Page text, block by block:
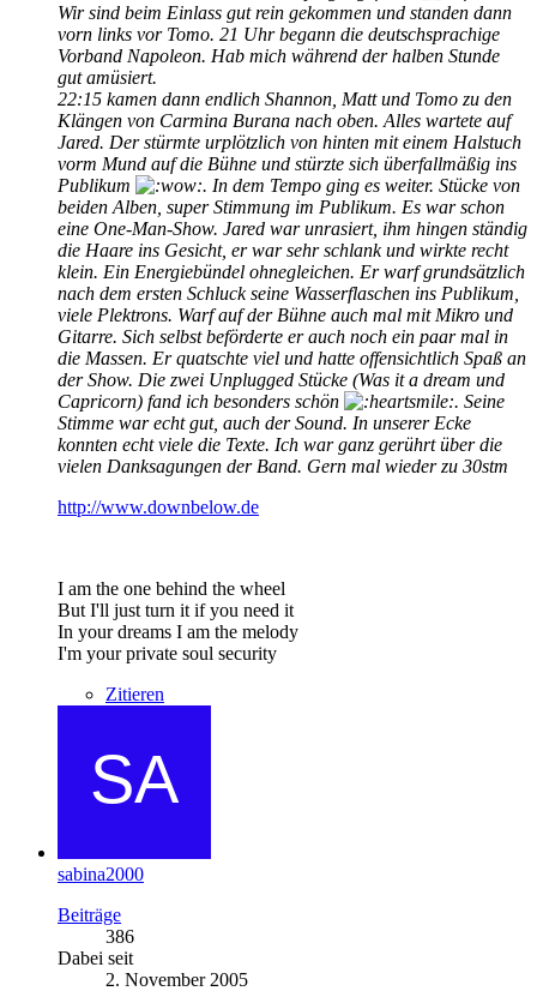
Wir sind beim Einlass gut rein gekommen und standen dann
vorn links vor Tomo. 21 Uhr begann die deutschsprachige
Vorband Napoleon. Hab mich während der halben Stunde
gut amüsiert.
22:15 kamen dann endlich Shannon, Matt und Tomo zu den
Klängen von Carmina Burana nach oben. Alles wartete auf
Jared. Der stürmte urplötzlich von hinten mit einem Halstuch
vorm Mund auf die Bühne und stürzte sich überfallmäßig ins
Publikum
. In dem Tempo ging es weiter. Stücke von
beiden Alben, super Stimmung im Publikum. Es war schon
eine One-Man-Show. Jared war unrasiert, ihm hingen ständig
die Haare ins Gesicht, er war sehr schlank und wirkte recht
klein. Ein Energiebündel ohnegleichen. Er warf grundsätzlich
nach dem ersten Schluck seine Wasserflaschen ins Publikum,
viele Plektrons. Warf auf der Bühne auch mal mit Mikro und
Gitarre. Sich selbst beförderte er auch noch ein paar mal in
die Massen. Er quatschte viel und hatte offensichtlich Spaß an
der Show. Die zwei Unplugged Stücke (Was it a dream und
Capricorn) fand ich besonders schön
. Seine
Stimme war echt gut, auch der Sound. In unserer Ecke
konnten echt viele die Texte. Ich war ganz gerührt über die
vielen Danksagungen der Band. Gern mal wieder zu 30stm
http://www.downbelow.de
I am the one behind the wheel
But I'll just turn it if you need it
In your dreams I am the melody
I'm your private soul security
Zitieren
sabina2000
Beiträge
386
Dabei seit
2. November 2005